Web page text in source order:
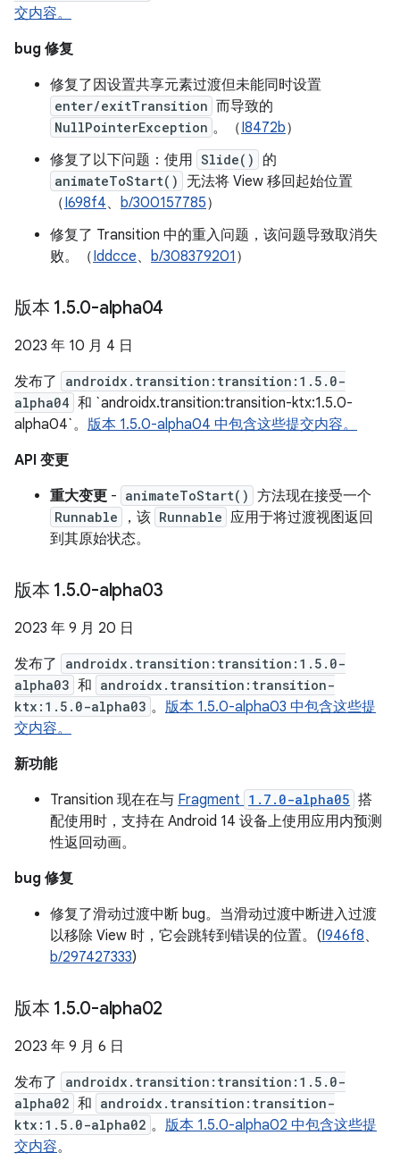
交内容。
bug 修复
修复了因设置共享元素过渡但未能同时设置
enter/exitTransition 而导致的
NullPointerException 。（I8472b）
修复了以下问题：使用 Slide() 的
animateToStart() 无法将 View 移回起始位置
（I698f4、 b/300157785）
修复了 Transition 中的重入问题，该问题导致取消失
败。（Iddcce、 b/308379201 ）
版本 1.5.0-alpha04
2023 年 10 月 4 日
发布了
androidx.transition:transition:1.5.0-
alpha04 和 `androidx.transition:transition-ktx:1.5.0-
alpha04`。 版本 1.5.0-alpha04 中包含这些提交内容。
API 变更
重大变更 - animateToStart() 方法现在接受一个
Runnable ，该 Runnable 应用于将过渡视图返回
到其原始状态。
版本 1.5.0-alpha03
2023 年 9 月 20 日
发布了
androidx.transition:transition:1.5.0-
alpha03 和 androidx.transition:transition-
ktx:1.5.0-alpha03 。 版本 1.5.0-alpha03 中包含这些提
交内容。
新功能
Transition 现在在与 Fragment 1.7.0-alpha05 搭
配使用时，支持在 Android 14 设备上使用应用内预测
性返回动画。
bug 修复
修复了滑动过渡中断 bug。当滑动过渡中断进入过渡
以移除 View 时，它会跳转到错误的位置。(I946f8、
b/297427333)
版本 1.5.0-alpha02
2023 年 9 月 6 日
发布了
androidx.transition:transition:1.5.0-
alpha02 和 androidx.transition:transition-
ktx:1.5.0-alpha02 。 版本 1.5.0-alpha02 中包含这些提
交内容。